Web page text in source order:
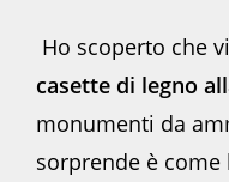
Ho scoperto che
casette di legno
monumenti da
sorprende è come